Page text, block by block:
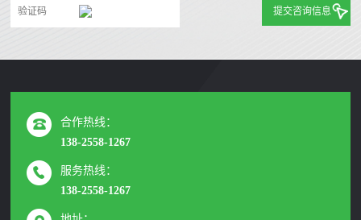
提交咨询信息
合作热线：
138-2558-1267
服务热线：
138-2558-1267